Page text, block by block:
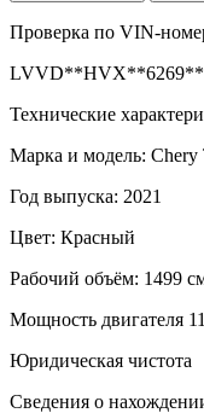
Проверка по VIN-
Технические
Марка и модель: Chery
Год выпуска: 2021
Цвет: Красный
Рабочий объём: 1499
Мощность двигателя
Юридическая чистота
Сведения о